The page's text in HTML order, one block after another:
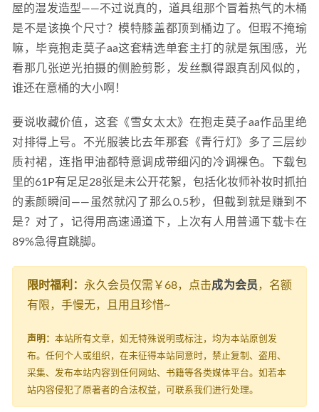
屋的湿发造型——不过说真的，道具组那个冒着热气的木桶
是不是该换个尺寸？模特膝盖都顶到桶边了。但瑕不掩瑜
嘛，毕竟抱走莫子aa这套精选单套主打的就是氛围感，光
看那几张逆光拍摄的侧脸剪影，发丝飘得跟真刮风似的，
谁还在意桶的大小啊！
要说收藏价值，这套《雪女太太》在抱走莫子aa作品里绝
对排得上号。不光服装比去年那套《青行灯》多了三层纱
质衬裙，连指甲油都特意调成带细闪的冷调裸色。下载包
里的61P有足足28张是未公开花絮，包括化妆师补妆时抓拍
的素颜瞬间——虽然就闪了那么0.5秒，但截到就是赚到不
是？对了，记得用高速通道下，上次有人用普通下载卡在
89%急得直跳脚。
限时福利： 永久会员仅需￥68，点击成为会员，名额
有限，手慢无，且用且珍惜~
声明： 本站所有文章，如无特殊说明或标注，均为本站原创发
布。任何个人或组织，在未征得本站同意时，禁止复制、盗用、
采集、发布本站内容到任何网站、书籍等各类媒体平台。如若本
站内容侵犯了原著者的合法权益，可联系我们进行处理。